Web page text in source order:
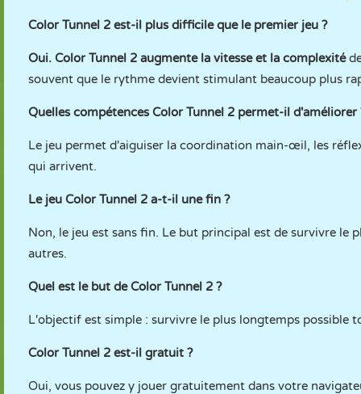
Color Tunnel 2 est-il plus difficile que le premier jeu ?
Oui. Color Tunnel 2 augmente la vitesse et la complexité
souvent que le rythme devient stimulant beaucoup plus
Quelles compétences Color Tunnel 2 permet-il d'améliorer
Le jeu permet d'aiguiser la coordination main-œil, les
qui arrivent.
Le jeu Color Tunnel 2 a-t-il une fin ?
Non, le jeu est sans fin. Le but principal est de survivre le
autres.
Quel est le but de Color Tunnel 2 ?
L'objectif est simple : survivre le plus longtemps possible
Color Tunnel 2 est-il gratuit ?
Oui, vous pouvez y jouer gratuitement dans votre